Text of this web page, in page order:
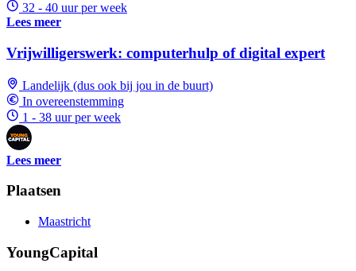
32 - 40 uur per week
Lees meer
Vrijwilligerswerk: computerhulp of digital expert
Landelijk (dus ook bij jou in de buurt)
In overeenstemming
1 - 38 uur per week
Lees meer
Plaatsen
Maastricht
YoungCapital